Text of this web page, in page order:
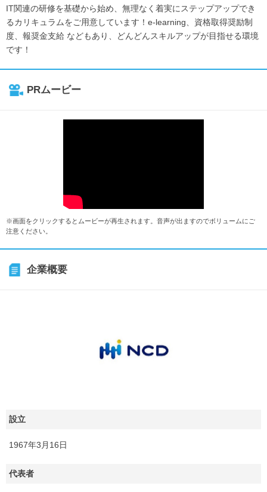
IT関連の研修を基礎から始め、無理なく着実にステップアップでき
るカリキュラムをご用意しています！e-learning、資格取得奨励制
度、報奨金支給 などもあり、どんどんスキルアップが目指せる環境
です！
PRムービー
※画面をクリックするとムービーが再生されます。音声が出ますのでボリュームにご
注意ください。
企業概要
設立
1967年3月16日
代表者